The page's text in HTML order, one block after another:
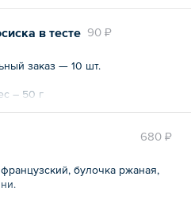
и грибами;
и корицей.
– 35 г
90 ₽
в тесте
заказ — 10 шт.
– 50 г
680 ₽
булочка ржаная,